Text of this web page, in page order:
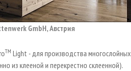
GmbH, Австрия
TM Light - для производства многослойных
из клееной и перекрестно склеенной).